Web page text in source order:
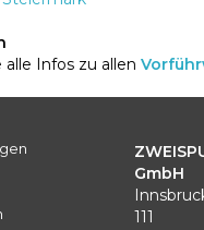
Infos zu allen
GmbH
111